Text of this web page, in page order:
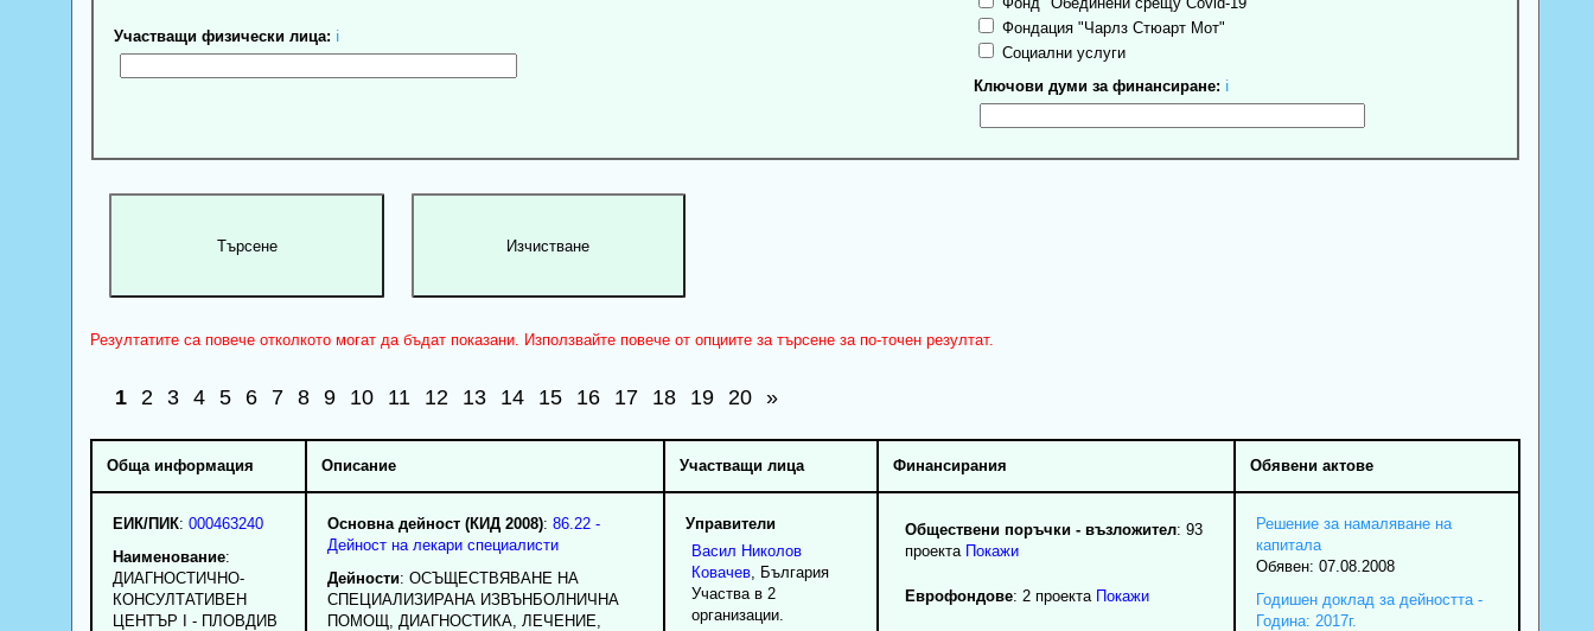
Участващи физически лица: ℹ
Фондация "Чарлз Стюарт Мот"
Социални услуги
Ключови думи за финансиране: ℹ
Резултатите са повече отколкото могат да бъдат показани. Използвайте повече от опциите за търсене за по-точен резултат.
1 2 3 4 5 6 7 8 9 10 11 12 13 14 15 16 17 18 19 20 »
Обща информация Описание Участващи лица Финансирания Обявени актове
ЕИК/ПИК: 000463240
Наименование:
ДИАГНОСТИЧНО-
КОНСУЛТАТИВЕН
ЦЕНТЪР I - ПЛОВДИВ
Основна дейност (КИД 2008): 86.22 -
Дейност на лекари специалисти
Дейности: ОСЪЩЕСТВЯВАНЕ НА
СПЕЦИАЛИЗИРАНА ИЗВЪНБОЛНИЧНА
ПОМОЩ, ДИАГНОСТИКА, ЛЕЧЕНИЕ,
Управители
Васил Николов
Ковачев, България
Участва в 2
организации.
Обществени поръчки - възложител: 93
проекта Покажи
Еврофондове: 2 проекта Покажи
Решение за намаляване на
капитала
Обявен: 07.08.2008
Годишен доклад за дейността -
Година: 2017г.